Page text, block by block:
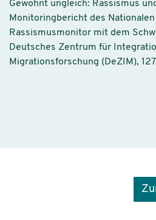
Gewohnt ungleich: Rassismus
Monitoringbericht des
Rassismusmonitor mit dem
Deutsches Zentrum für
Migrationsforschung (DeZIM),